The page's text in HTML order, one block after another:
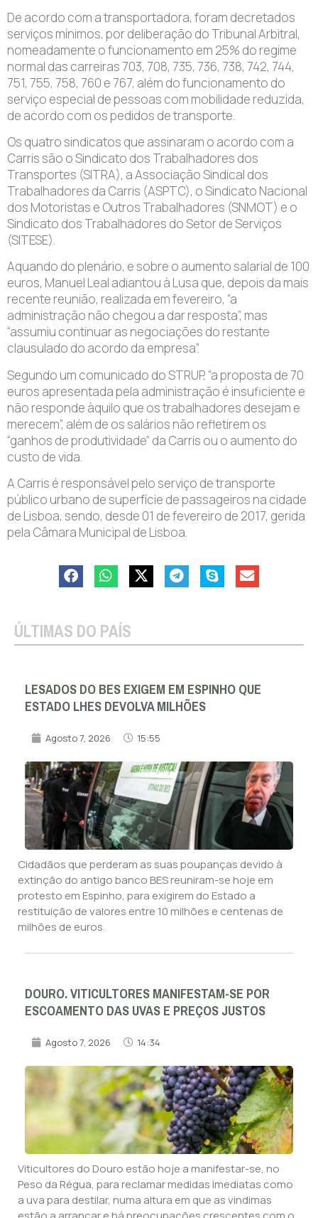
De acordo com a transportadora, foram decretados
serviços mínimos, por deliberação do Tribunal Arbitral,
nomeadamente o funcionamento em 25% do regime
normal das carreiras 703, 708, 735, 736, 738, 742, 744,
751, 755, 758, 760 e 767, além do funcionamento do
serviço especial de pessoas com mobilidade reduzida,
de acordo com os pedidos de transporte.
Os quatro sindicatos que assinaram o acordo com a
Carris são o Sindicato dos Trabalhadores dos
Transportes (SITRA), a Associação Sindical dos
Trabalhadores da Carris (ASPTC), o Sindicato Nacional
dos Motoristas e Outros Trabalhadores (SNMOT) e o
Sindicato dos Trabalhadores do Setor de Serviços
(SITESE).
Aquando do plenário, e sobre o aumento salarial de 100
euros, Manuel Leal adiantou à Lusa que, depois da mais
recente reunião, realizada em fevereiro, “a
administração não chegou a dar resposta”, mas
“assumiu continuar as negociações do restante
clausulado do acordo da empresa”.
Segundo um comunicado do STRUP, “a proposta de 70
euros apresentada pela administração é insuficiente e
não responde àquilo que os trabalhadores desejam e
merecem”, além de os salários não refletirem os
“ganhos de produtividade” da Carris ou o aumento do
custo de vida.
A Carris é responsável pelo serviço de transporte
público urbano de superfície de passageiros na cidade
de Lisboa, sendo, desde 01 de fevereiro de 2017, gerida
pela Câmara Municipal de Lisboa.
ÚLTIMAS DO PAÍS
LESADOS DO BES EXIGEM EM ESPINHO QUE
ESTADO LHES DEVOLVA MILHÕES
Agosto 7, 2026 15:55
Cidadãos que perderam as suas poupanças devido à
extinção do antigo banco BES reuniram-se hoje em
protesto em Espinho, para exigirem do Estado a
restituição de valores entre 10 milhões e centenas de
milhões de euros.
DOURO. VITICULTORES MANIFESTAM-SE POR
ESCOAMENTO DAS UVAS E PREÇOS JUSTOS
Agosto 7, 2026 14:34
Viticultores do Douro estão hoje a manifestar-se, no
Peso da Régua, para reclamar medidas imediatas como
a uva para destilar, numa altura em que as vindimas